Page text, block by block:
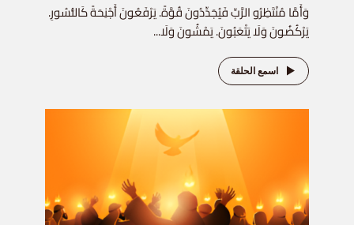
وَأَمَّا مُنْتَظِرُو الرَّبِّ فَيُجَدِّدُونَ قُوَّةً. يَرْفَعُونَ أَجْنِحَةً كَالنُّسُورِ.
يَرْكُضُونَ وَلَا يَتْعَبُونَ. يَمْشُونَ وَلَا...
اسمع الحلقة